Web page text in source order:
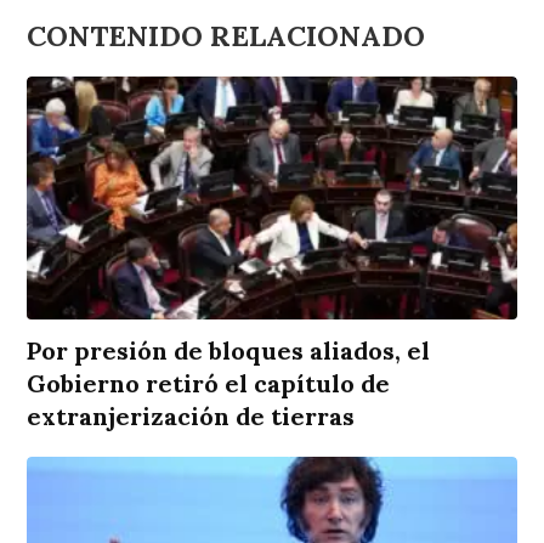
CONTENIDO RELACIONADO
Por presión de bloques aliados, el
Gobierno retiró el capítulo de
extranjerización de tierras